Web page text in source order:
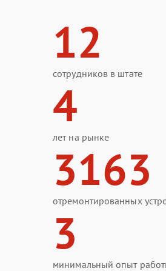
12
сотрудников в штате
4
лет на рынке
3163
отремонтированных
3
минимальный опыт